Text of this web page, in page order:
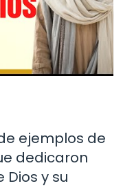
ejemplos de
dedicaron
Dios y su